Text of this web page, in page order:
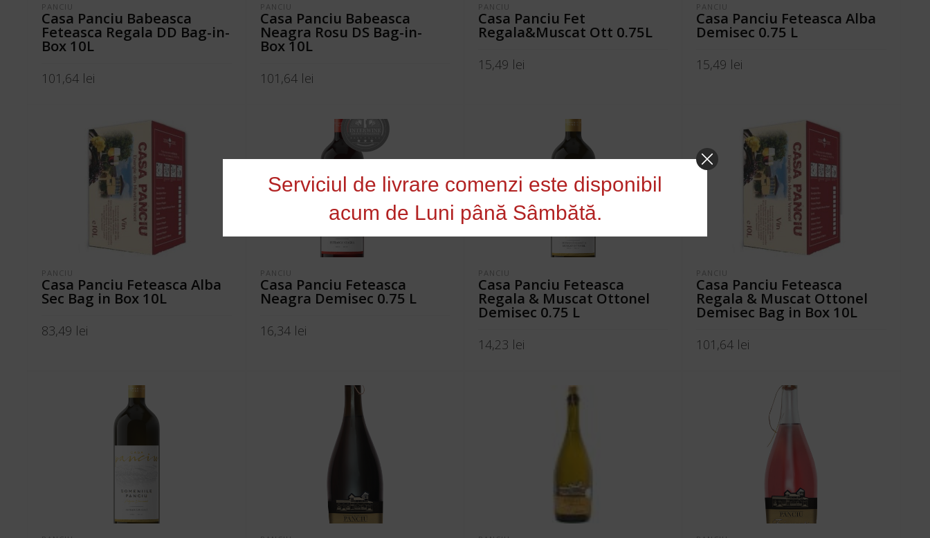
PANCIU
Casa Panciu Babeasca
Feteasca Regala DD Bag-in-
Box 10L
101,64 lei
PANCIU
Casa Panciu Babeasca
Neagra Rosu DS Bag-in-
Box 10L
101,64 lei
PANCIU
Casa Panciu Fet
Regala&Muscat Ott 0.75L
15,49 lei
PANCIU
Casa Panciu Feteasca Alba
Demisec 0.75 L
15,49 lei
PANCIU
Casa Panciu Feteasca Alba
Sec Bag in Box 10L
83,49 lei
PANCIU
Casa Panciu Feteasca
Neagra Demisec 0.75 L
16,34 lei
PANCIU
Casa Panciu Feteasca
Regala & Muscat Ottonel
Demisec 0.75 L
14,23 lei
PANCIU
Casa Panciu Feteasca
Regala & Muscat Ottonel
Demisec Bag in Box 10L
101,64 lei
Serviciul de livrare comenzi este disponibil
acum de Luni până Sâmbătă.